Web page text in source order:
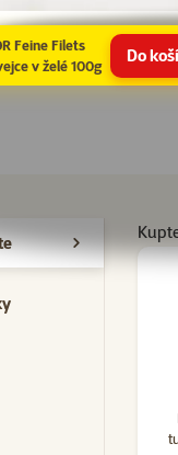
Feine Filets
v želé 100g
Do